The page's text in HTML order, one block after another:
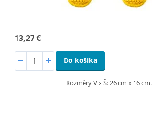
13,27 €
Do košíka
Rozměry V x Š: 26 cm x 16 cm.